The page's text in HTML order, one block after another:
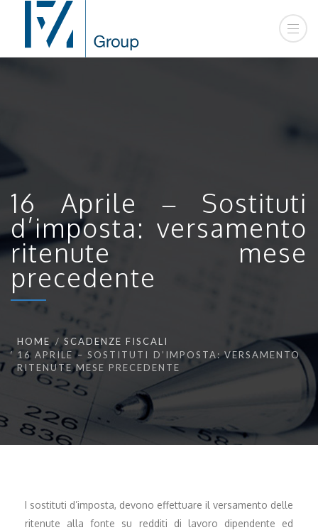
16 Aprile – Sostituti
d’imposta: versamento
ritenute mese
precedente
HOME
SCADENZE FISCALI
16 APRILE – SOSTITUTI D’IMPOSTA: VERSAMENTO
RITENUTE MESE PRECEDENTE
I sostituti d’imposta, devono effettuare il versamento delle
ritenute alla fonte su redditi di lavoro dipendente ed